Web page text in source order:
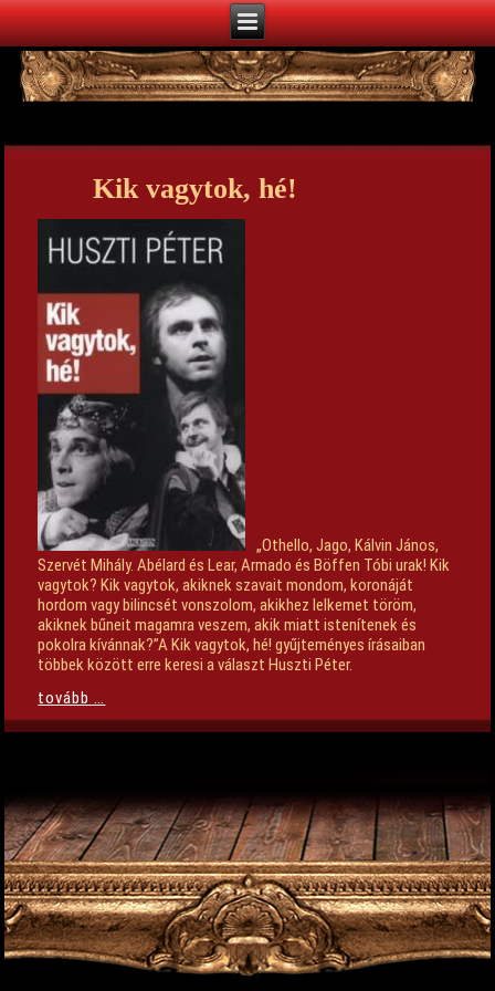
Kik vagytok, hé!
„Othello, Jago, Kálvin János,
Szervét Mihály. Abélard és Lear, Armado és Böffen Tóbi urak! Kik
vagytok? Kik vagytok, akiknek szavait mondom, koronáját
hordom vagy bilincsét vonszolom, akikhez lelkemet töröm,
akiknek bűneit magamra veszem, akik miatt istenítenek és
pokolra kívánnak?”A Kik vagytok, hé! gyűjteményes írásaiban
többek között erre keresi a választ Huszti Péter.
tovább …